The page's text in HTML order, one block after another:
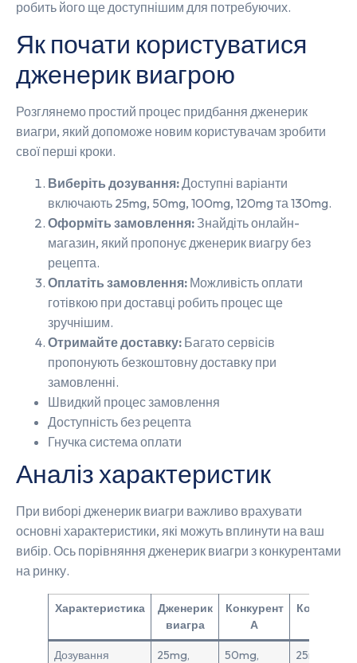
робить його ще доступнішим для потребуючих.
Як почати користуватися
дженерик виагрою
Розглянемо простий процес придбання дженерик
виагри, який допоможе новим користувачам зробити
свої перші кроки.
Виберіть дозування:Доступні варіанти
включають 25mg, 50mg, 100mg, 120mg та 130mg.
Оформіть замовлення: Знайдіть онлайн-
магазин, який пропонує дженерик виагру без
рецепта.
Оплатіть замовлення: Можливість оплати
готівкою при доставці робить процес ще
зручнішим.
Отримайте доставку: Багато сервісів
пропонують безкоштовну доставку при
замовленні.
Швидкий процес замовлення
Доступність без рецепта
Гнучка система оплати
Аналіз характеристик
При виборі дженерик виагри важливо врахувати
основні характеристики, які можуть вплинути на ваш
вибір. Ось порівняння дженерик виагри з конкурентами
на ринку.
Характеристика
Дженерик
виагра
Конкурент
А
Конкурент
Дозування
25mg,
50mg,
25mg,